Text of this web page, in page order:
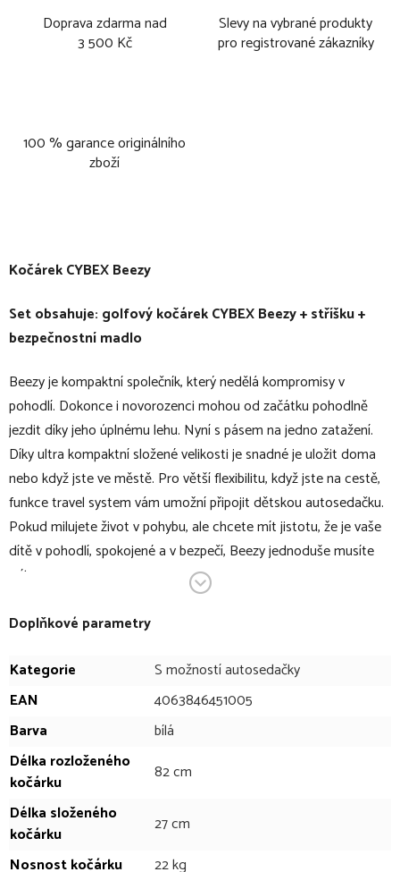
Doprava zdarma nad
3 500 Kč
Slevy na vybrané produkty
pro registrované zákazníky
100 % garance originálního
zboží
Kočárek CYBEX Beezy
Set obsahuje: golfový kočárek CYBEX Beezy + stříšku +
bezpečnostní madlo
Beezy je kompaktní společník, který nedělá kompromisy v
pohodlí. Dokonce i novorozenci mohou od začátku pohodlně
jezdit díky jeho úplnému lehu. Nyní s pásem na jedno zatažení.
Díky ultra kompaktní složené velikosti je snadné je uložit doma
nebo když jste ve městě. Pro větší flexibilitu, když jste na cestě,
funkce travel system vám umožní připojit dětskou autosedačku.
Pokud milujete život v pohybu, ale chcete mít jistotu, že je vaše
dítě v pohodlí, spokojené a v bezpečí, Beezy jednoduše musíte
mít.
V bodech:
praktický golfový kočárek
pro hladkou jízdu udržuje odpružení všech kol stabilní
ovládání a pohodlnou cestu
nová, větší terénní kola pro všechny typy povrchů
přední kola otočná s možností aretace
nožní brzda
rychle a snadno jej složí do kompaktního samostatně
stojícího balíčku
Doplňkové parametry
Kategorie
S možností autosedačky
EAN
4063846451005
Barva
bílá
Délka rozloženého
kočárku
82 cm
Délka složeného
kočárku
27 cm
Nosnost kočárku
22 kg